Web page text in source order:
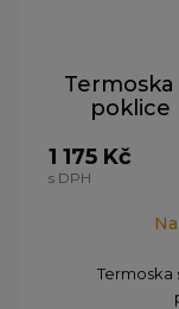
poklice
1 175 Kč
s DPH
Termoska